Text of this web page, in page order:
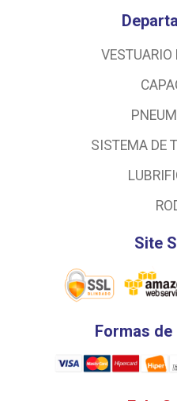
VESTUARIO
SISTEMA DE
Site
Formas